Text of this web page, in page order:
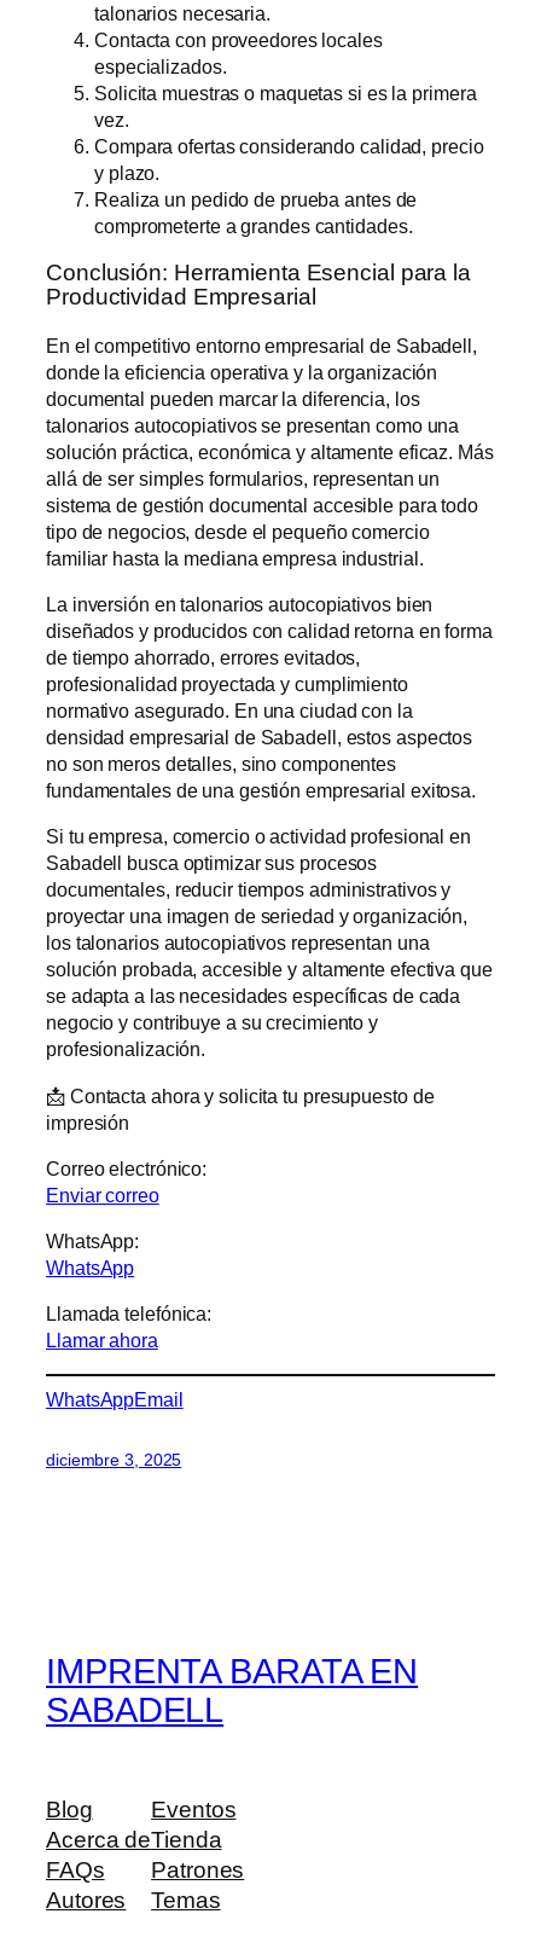
talonarios necesaria.
Contacta con proveedores locales
especializados.
Solicita muestras o maquetas si es la primera
vez.
Compara ofertas considerando calidad, precio
y plazo.
Realiza un pedido de prueba antes de
comprometerte a grandes cantidades.
Conclusión: Herramienta Esencial para la
Productividad Empresarial
En el competitivo entorno empresarial de Sabadell,
donde la eficiencia operativa y la organización
documental pueden marcar la diferencia, los
talonarios autocopiativos se presentan como una
solución práctica, económica y altamente eficaz. Más
allá de ser simples formularios, representan un
sistema de gestión documental accesible para todo
tipo de negocios, desde el pequeño comercio
familiar hasta la mediana empresa industrial.
La inversión en talonarios autocopiativos bien
diseñados y producidos con calidad retorna en forma
de tiempo ahorrado, errores evitados,
profesionalidad proyectada y cumplimiento
normativo asegurado. En una ciudad con la
densidad empresarial de Sabadell, estos aspectos
no son meros detalles, sino componentes
fundamentales de una gestión empresarial exitosa.
Si tu empresa, comercio o actividad profesional en
Sabadell busca optimizar sus procesos
documentales, reducir tiempos administrativos y
proyectar una imagen de seriedad y organización,
los talonarios autocopiativos representan una
solución probada, accesible y altamente efectiva que
se adapta a las necesidades específicas de cada
negocio y contribuye a su crecimiento y
profesionalización.
📩 Contacta ahora y solicita tu presupuesto de
impresión
Correo electrónico:
Enviar correo
WhatsApp:
WhatsApp
Llamada telefónica:
Llamar ahora
WhatsAppEmail
diciembre 3, 2025
IMPRENTA BARATA EN
SABADELL
Blog
Acerca de
FAQs
Autores
Eventos
Tienda
Patrones
Temas